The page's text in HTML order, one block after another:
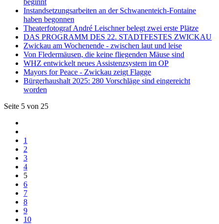
Instandsetzungsarbeiten an der Schwanenteich-Fontaine
haben begonnen
Theaterfotograf André Leischner belegt zwei erste Plätze
DAS PROGRAMM DES 22. STADTFESTES ZWICKAU
Zwickau am Wochenende - zwischen laut und leise
Von Fledermäusen, die keine fliegenden Mäuse sind
WHZ entwickelt neues Assistenzsystem im OP
Mayors for Peace - Zwickau zeigt Flagge
Bürgerhaushalt 2025: 280 Vorschläge sind eingereicht
worden
Seite 5 von 25
1
2
3
4
5
6
7
8
9
10